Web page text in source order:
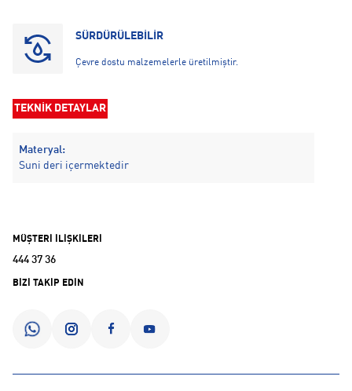
SÜRDÜRÜLEBİLİR
Çevre dostu malzemelerle üretilmiştir.
TEKNİK DETAYLAR
Materyal:
Suni deri içermektedir
MÜŞTERİ İLİŞKİLERİ
444 37 36
BİZİ TAKİP EDİN